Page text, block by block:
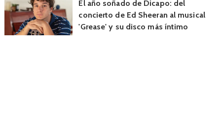
El año soñado de Dicapo: del
concierto de Ed Sheeran al musical
'Grease' y su disco más íntimo